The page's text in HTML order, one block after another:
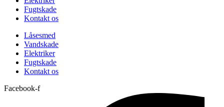
Fugtskade
Kontakt os
Låsesmed
Vandskade
Elektriker
Fugtskade
Kontakt os
Facebook-f